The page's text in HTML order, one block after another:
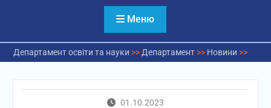
Меню
Департамент освіти та науки >> Департамент>> Новини >>
01.10.2023